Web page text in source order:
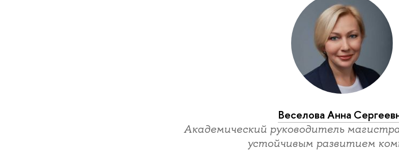
Веселова Анна
Академический руководитель
устойчивым развитием